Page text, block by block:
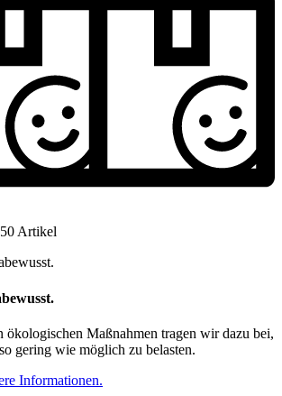
Artikel
Maßnahmen tragen wir dazu bei,
gering wie möglich zu belasten.
Informationen.